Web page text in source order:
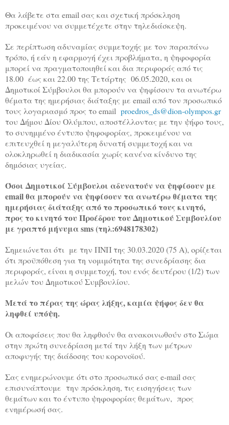
Θα λάβετε στα email σας και σχετική πρόσκληση
προκειμένου να συμμετέχετε στην τηλεδιάσκεψη.
Σε περίπτωση αδυναμίας συμμετοχής με τον παραπάνω
τρόπο, ή εάν η εφαρμογή έχει προβλήματα, η ψηφοφορία
μπορεί να πραγματοποιηθεί και δια περιφοράς από τις
18.00 έως και 22.00 της Τετάρτης 06.05.2020, και οι
Δημοτικοί Σύμβουλοι θα μπορούν να ψηφίσουν τα ανωτέρω
θέματα της ημερήσιας διάταξης με email από τον προσωπικό
τους λογαριασμό προς τo email proedros_ds@dion-olympos.gr
του Δήμου Δίου Ολύμπου, αποστέλλοντας με την ψήφο τους,
το συνημμένο έντυπο ψηφοφορίας, προκειμένου να
επιτευχθεί η μεγαλύτερη δυνατή συμμετοχή και να
ολοκληρωθεί η διαδικασία χωρίς κανένα κίνδυνο της
δημόσιας υγείας.
Όσοι Δημοτικοί Σύμβουλοι αδυνατούν να ψηφίσουν με
email θα μπορούν να ψηφίσουν τα ανωτέρω θέματα της
ημερήσιας διάταξης από το προσωπικό τους κινητό,
προς το κινητό του Προέδρου του Δημοτικού Συμβουλίου
με γραπτό μήνυμα sms (τηλ:6948178302)
Σημειώνεται ότι με την ΠΝΠ της 30.03.2020 (75 Α), ορίζεται
ότι προϋπόθεση για τη νομιμότητα της συνεδρίασης δια
περιφοράς, είναι η συμμετοχή, του ενός δευτέρου (1/2) των
μελών του Δημοτικού Συμβουλίου.
Μετά το πέρας της ώρας λήξης, καμία ψήφος δεν θα
ληφθεί υπόψη.
Οι αποφάσεις που θα ληφθούν θα ανακοινωθούν στο Σώμα
στην πρώτη συνεδρίαση μετά την λήξη των μέτρων
αποφυγής της διάδοσης του κορονοϊού.
Σας ενημερώνουμε ότι στο προσωπικό σας e-mail σας
επισυνάπτουμε την πρόσκληση, τις εισηγήσεις των
θεμάτων και το έντυπο ψηφοφορίας θεμάτων, προς
ενημέρωσή σας.